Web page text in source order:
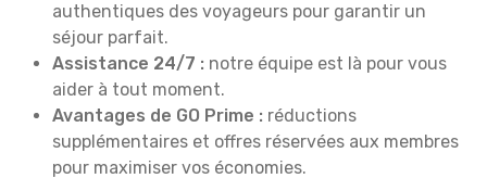
authentiques des voyageurs pour garantir un
séjour parfait.
Assistance 24/7 : notre équipe est là pour vous
aider à tout moment.
Avantages de GO Prime : réductions
supplémentaires et offres réservées aux membres
pour maximiser vos économies.